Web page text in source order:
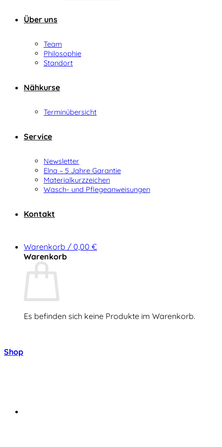
Über uns
Team
Philosophie
Standort
Nähkurse
Terminübersicht
Service
Newsletter
Elna – 5 Jahre Garantie
Materialkurzzeichen
Wasch- und Pflegeanweisungen
Kontakt
Warenkorb / 0,00 €
Warenkorb
Es befinden sich keine Produkte im Warenkorb.
Shop